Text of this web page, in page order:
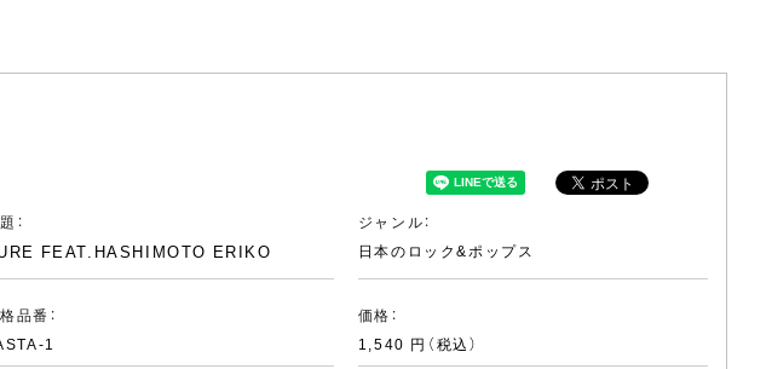
：
FEAT.HASHIMOTO ERIKO
ジャンル：
日本のロック&ポップス
品番：
1
価格：
1,540 円（税込）